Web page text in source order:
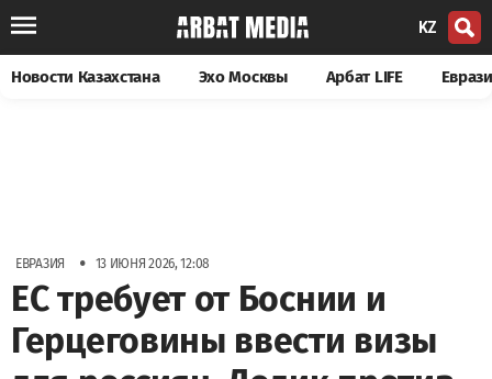
KZ
Новости Казахстана Эхо Москвы Арбат LIFE
ЕВРАЗИЯ • 13 ИЮНЯ 2026, 12:08
ЕС требует от Боснии и
Герцеговины ввести визы